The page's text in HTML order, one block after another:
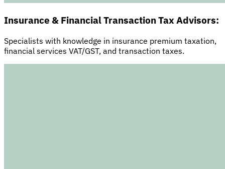
Insurance & Financial Transaction Tax Advisors:
Specialists with knowledge in insurance premium taxation,
financial services VAT/GST, and transaction taxes.